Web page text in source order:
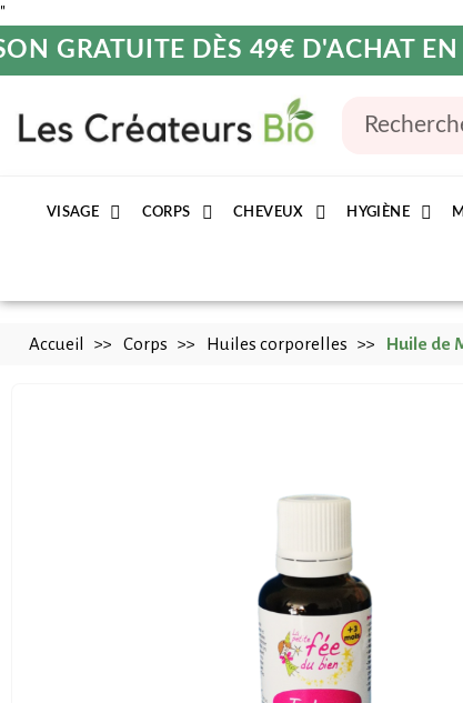
"
GRATUITE DÈS 49€ D'ACHAT
VISAGE CORPS CHEVEUX HYGIÈNE
Accueil Corps Huiles corporelles Huile de